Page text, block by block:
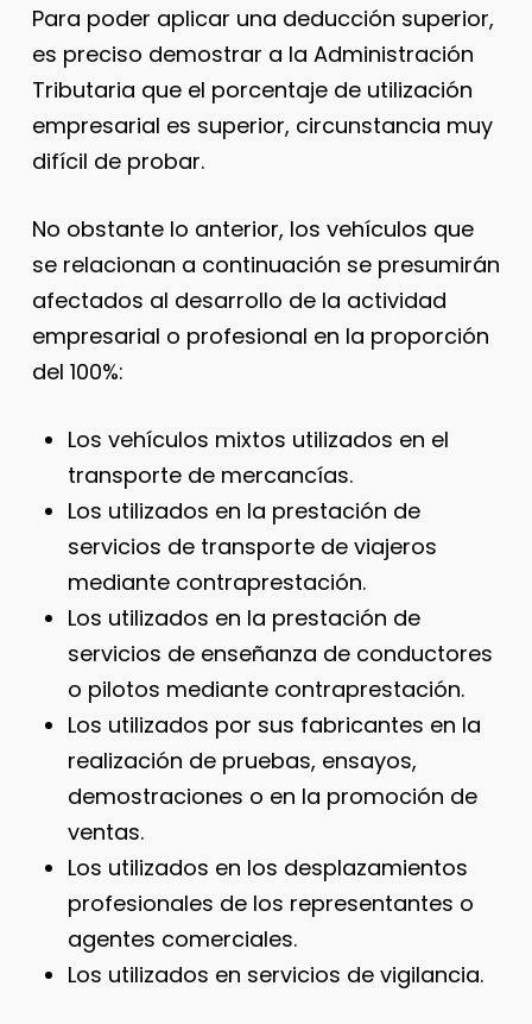
Para poder aplicar una deducción superior,
es preciso demostrar a la Administración
Tributaria que el porcentaje de utilización
empresarial es superior, circunstancia muy
difícil de probar.
No obstante lo anterior, los vehículos que
se relacionan a continuación se presumirán
afectados al desarrollo de la actividad
empresarial o profesional en la proporción
del 100%:
Los vehículos mixtos utilizados en el
transporte de mercancías.
Los utilizados en la prestación de
servicios de transporte de viajeros
mediante contraprestación.
Los utilizados en la prestación de
servicios de enseñanza de conductores
o pilotos mediante contraprestación.
Los utilizados por sus fabricantes en la
realización de pruebas, ensayos,
demostraciones o en la promoción de
ventas.
Los utilizados en los desplazamientos
profesionales de los representantes o
agentes comerciales.
Los utilizados en servicios de vigilancia.